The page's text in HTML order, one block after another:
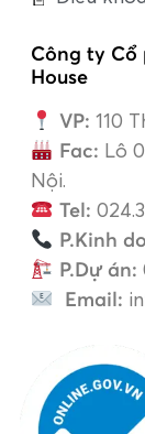
Công ty Cổ
House
VP: 110
Fac: Lô
Nội.
Tel:
P.Kinh
P.Dự án:
Email: